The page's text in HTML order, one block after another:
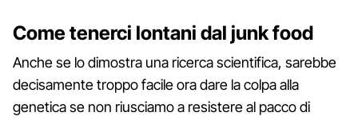
Come tenerci lontani dal junk food
Anche se lo dimostra una ricerca scientifica, sarebbe
decisamente troppo facile ora dare la colpa alla
genetica se non riusciamo a resistere al pacco di